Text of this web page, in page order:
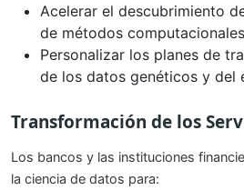
Acelerar el descubrimiento
de métodos computacionales
Personalizar los planes de
de los datos genéticos y del
Transformación de los
Los bancos y las instituciones
la ciencia de datos para: